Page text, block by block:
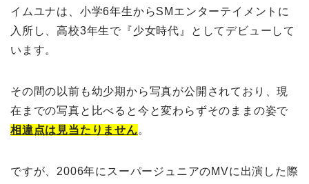
イムユナは、小学6年生からSMエンターテイメントに
入所し、高校3年生で『少女時代』としてデビューして
います。
その間の以前も幼少期から写真が公開されており、現
在までの写真と比べると今と変わらずそのままの姿で
相違点は見当たりません。
ですが、2006年にスーパージュニアのMVに出演した際